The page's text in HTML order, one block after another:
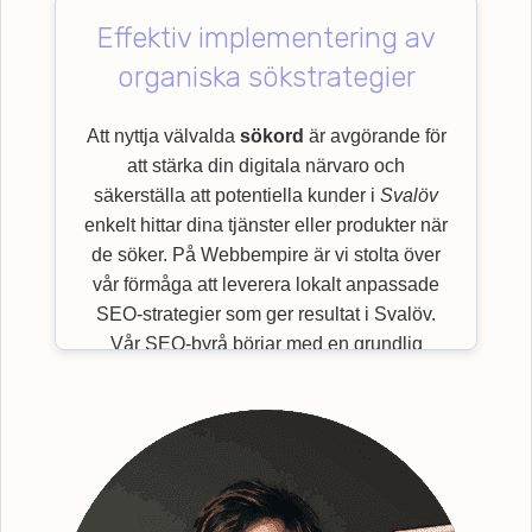
Effektiv implementering av
organiska sökstrategier
Att nyttja välvalda sökord är avgörande för
att stärka din digitala närvaro och
säkerställa att potentiella kunder i Svalöv
enkelt hittar dina tjänster eller produkter när
de söker. På Webbempire är vi stolta över
vår förmåga att leverera lokalt anpassade
SEO-strategier som ger resultat i Svalöv.
Vår SEO-byrå börjar med en grundlig
Genom en effektiv implementering av
organiska sökstrategier, säkerställer vi en
bättre synlighet för din webbplats. Efter
grundlig undersökning och identifiering av